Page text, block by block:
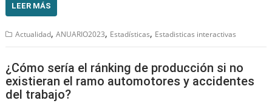
LEER MÁS
Actualidad,ANUARIO2023, Estadísticas, Estadisticas interactivas
¿Cómo sería el ránking de producción si no
existieran el ramo automotores y accidentes
del trabajo?